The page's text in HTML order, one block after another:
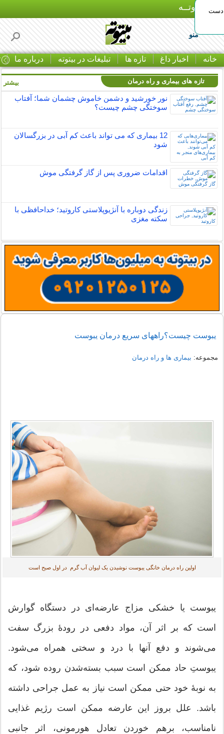
بـیتوتــه
منو
خانه اخبار داغ تازه ها تبلیغات در بیتوته درباره ما
دست
تازه های بیماری و راه درمان
نور خورشید و دشمن خاموش چشمان شما؛ آفتاب
سوختگی چشم چیست؟
12 بیماری که می تواند باعث کم آبی در بزرگسالان
شود
اقدامات ضروری پس از گاز گرفتگی موش
زندگی دوباره با آنژیوپلاستی کاروتید؛ خداحافظی با
سکته مغزی
بیشتر
یبوست چیست؟راههای سریع درمان یبوست
مجموعه: بیماری ها و راه درمان
اولین راه درمان خانگی یبوست نوشیدن یک لیوان آب گرم در اول صبح است
یبوست یا خشکی مزاج عارضه‌ای در دستگاه گوارش
است که بر اثر آن، مواد دفعی در رودهٔ بزرگ سفت
می‌شوند و دفع آنها با درد و سختی همراه می‌شود.
یبوستِ حاد ممکن است سبب بسته‌شدن روده شود، که
به نوبهٔ خود حتی ممکن است نیاز به عمل جراحی داشته
باشد. علل بروز این عارضه ممکن است رژیم غذایی
نامناسب، برهم خوردن تعادل هورمونی، اثر جانبی